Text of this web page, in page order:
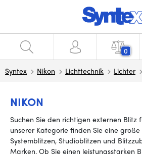
0
Syntex Nikon Lichttechnik Lichter
NIKON
Suchen Sie den richtigen externen Blitz
unserer Kategorie finden Sie eine
Systemblitzen, Studioblitzen und
Marken. Ob Sie einen leistungsstarken